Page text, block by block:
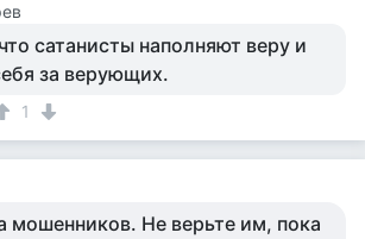
сатанисты наполняют веру и
за верующих.
1
мошенников. Не верьте им, пока